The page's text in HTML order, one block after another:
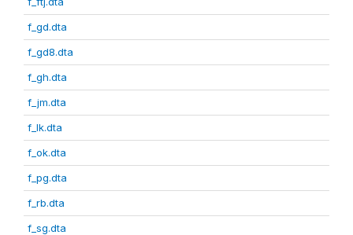
f_gd.dta
f_gd8.dta
f_gh.dta
f_jm.dta
f_lk.dta
f_ok.dta
f_pg.dta
f_rb.dta
f_sg.dta